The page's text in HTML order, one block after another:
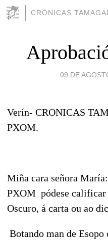
CRÓNICAS
09 DE
Verín- CRONICAS
PXOM.
Miña cara señora
PXOM pódese calificar
Oscuro, á carta ou ao
Botando man de Esopo